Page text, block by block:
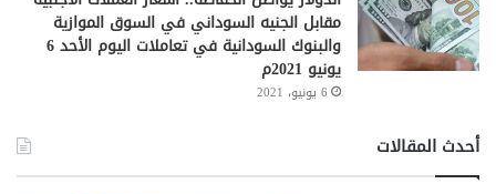
مقابل الجنيه السوداني في السوق الموازية
والبنوك السودانية في تعاملات اليوم الأحد 6
يونيو 2021م
6 يونيو، 2021
أحدث المقالات